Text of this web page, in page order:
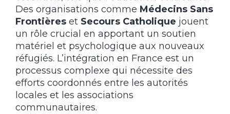
Des organisations comme Médecins Sans
Frontières et Secours Catholique jouent
un rôle crucial en apportant un soutien
matériel et psychologique aux nouveaux
réfugiés. L’intégration en France est un
processus complexe qui nécessite des
efforts coordonnés entre les autorités
locales et les associations
communautaires.